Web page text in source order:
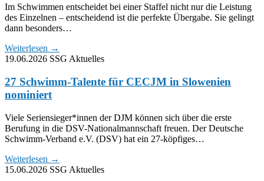
Im Schwimmen entscheidet bei einer Staffel nicht nur die Leistung
des Einzelnen – entscheidend ist die perfekte Übergabe. Sie gelingt
dann besonders…
Weiterlesen →
19.06.2026 SSG Aktuelles
27 Schwimm-Talente für CECJM in Slowenien
nominiert
Viele Seriensieger*innen der DJM können sich über die erste
Berufung in die DSV-Nationalmannschaft freuen. Der Deutsche
Schwimm-Verband e.V. (DSV) hat ein 27-köpfiges…
Weiterlesen →
15.06.2026 SSG Aktuelles